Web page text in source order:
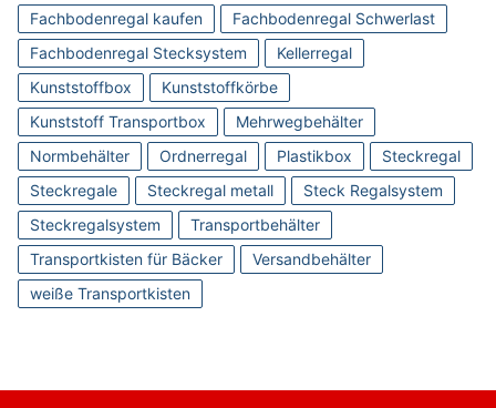
Fachbodenregal kaufen
Fachbodenregal Schwerlast
Fachbodenregal Stecksystem
Kellerregal
Kunststoffbox
Kunststoffkörbe
Kunststoff Transportbox
Mehrwegbehälter
Normbehälter
Ordnerregal Plastikbox
Steckregal
Steckregale
Steckregal metall
Steck Regalsystem
Steckregalsystem
Transportbehälter
Transportkisten für Bäcker
Versandbehälter
weiße Transportkisten